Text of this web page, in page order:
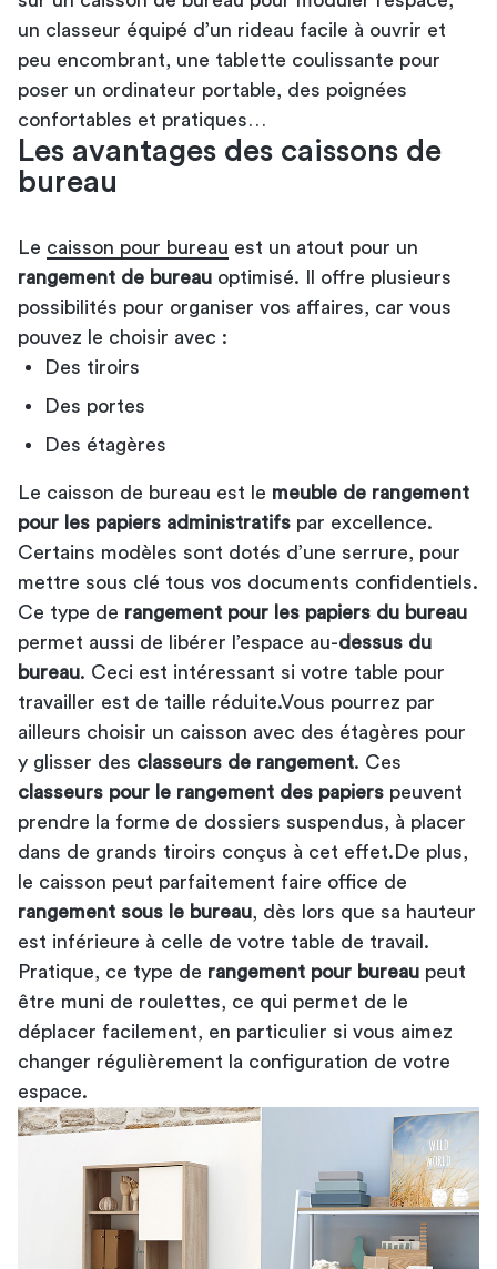
un classeur équipé d’un rideau facile à ouvrir et
peu encombrant, une tablette coulissante pour
poser un ordinateur portable, des poignées
confortables et pratiques…
Les avantages des caissons de
bureau
Le caisson pour bureau est un atout pour un
rangement de bureau optimisé. Il offre plusieurs
possibilités pour organiser vos affaires, car vous
pouvez le choisir avec :
Des tiroirs
Des portes
Des étagères
Le caisson de bureau est le meuble de rangement
pour les papiers administratifs par excellence.
Certains modèles sont dotés d’une serrure, pour
mettre sous clé tous vos documents confidentiels.
Ce type de rangement pour les papiers du bureau
permet aussi de libérer l’espace au-dessus du
bureau. Ceci est intéressant si votre table pour
travailler est de taille réduite.Vous pourrez par
ailleurs choisir un caisson avec des étagères pour
y glisser des classeurs de rangement. Ces
classeurs pour le rangement des papiers peuvent
prendre la forme de dossiers suspendus, à placer
dans de grands tiroirs conçus à cet effet.De plus,
le caisson peut parfaitement faire office de
rangement sous le bureau , dès lors que sa hauteur
est inférieure à celle de votre table de travail.
Pratique, ce type de rangement pour bureau peut
être muni de roulettes, ce qui permet de le
déplacer facilement, en particulier si vous aimez
changer régulièrement la configuration de votre
espace.